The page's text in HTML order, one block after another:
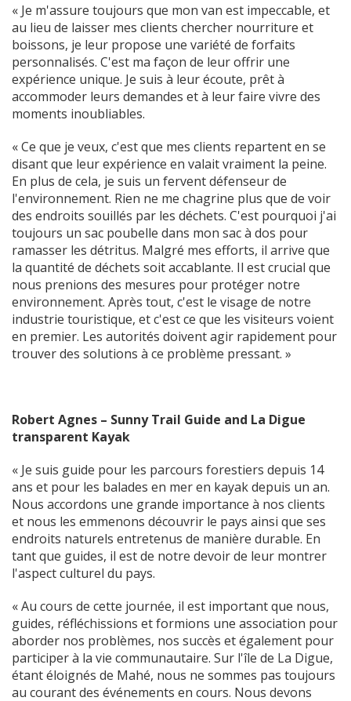
« Je m'assure toujours que mon van est impeccable, et
au lieu de laisser mes clients chercher nourriture et
boissons, je leur propose une variété de forfaits
personnalisés. C'est ma façon de leur offrir une
expérience unique. Je suis à leur écoute, prêt à
accommoder leurs demandes et à leur faire vivre des
moments inoubliables.
« Ce que je veux, c'est que mes clients repartent en se
disant que leur expérience en valait vraiment la peine.
En plus de cela, je suis un fervent défenseur de
l'environnement. Rien ne me chagrine plus que de voir
des endroits souillés par les déchets. C'est pourquoi j'ai
toujours un sac poubelle dans mon sac à dos pour
ramasser les détritus. Malgré mes efforts, il arrive que
la quantité de déchets soit accablante. Il est crucial que
nous prenions des mesures pour protéger notre
environnement. Après tout, c'est le visage de notre
industrie touristique, et c'est ce que les visiteurs voient
en premier. Les autorités doivent agir rapidement pour
trouver des solutions à ce problème pressant. »
Robert Agnes – Sunny Trail Guide and La Digue
transparent Kayak
« Je suis guide pour les parcours forestiers depuis 14
ans et pour les balades en mer en kayak depuis un an.
Nous accordons une grande importance à nos clients
et nous les emmenons découvrir le pays ainsi que ses
endroits naturels entretenus de manière durable. En
tant que guides, il est de notre devoir de leur montrer
l'aspect culturel du pays.
« Au cours de cette journée, il est important que nous,
guides, réfléchissions et formions une association pour
aborder nos problèmes, nos succès et également pour
participer à la vie communautaire. Sur l'île de La Digue,
étant éloignés de Mahé, nous ne sommes pas toujours
au courant des événements en cours. Nous devons